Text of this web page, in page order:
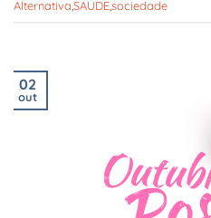
AlternativaSAUDEsociedade
02
out